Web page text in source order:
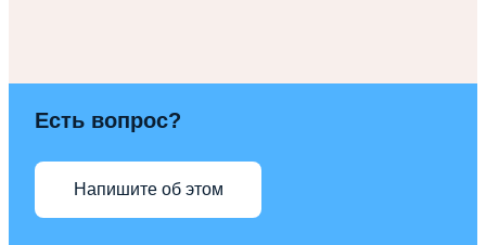
Есть вопрос?
Напишите об этом